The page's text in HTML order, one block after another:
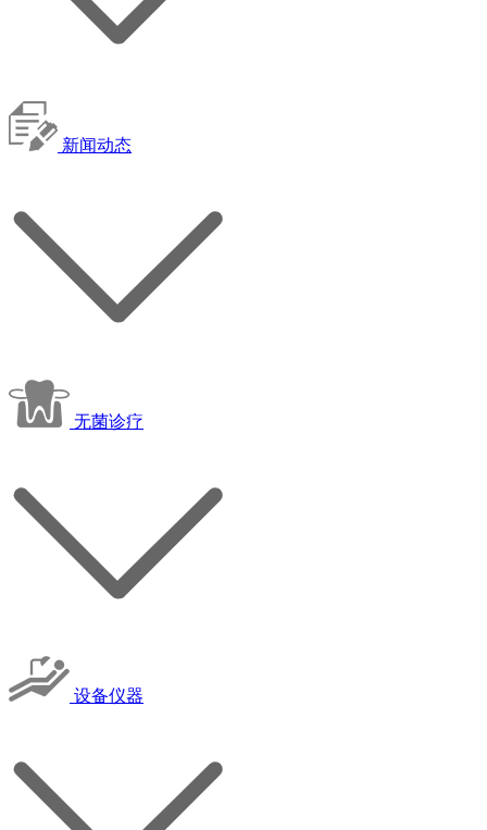
新闻动态
无菌诊疗
设备仪器